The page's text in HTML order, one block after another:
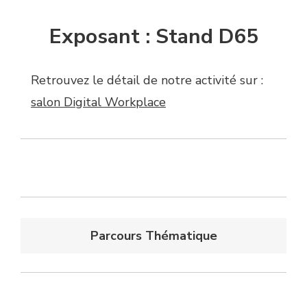
Exposant : Stand D65
Retrouvez le détail de notre activité sur :
salon Digital Workplace
Parcours Thématique